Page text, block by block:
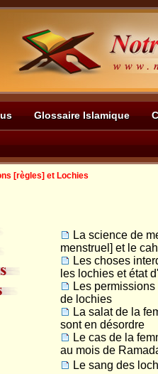
Glossaire Islamique
[règles] et Lochies
La science de
menstruel] et le
Les choses
les lochies et état
Les
de lochies
La salat de la
sont en désordre
Le cas de la
au mois de
Le sang des